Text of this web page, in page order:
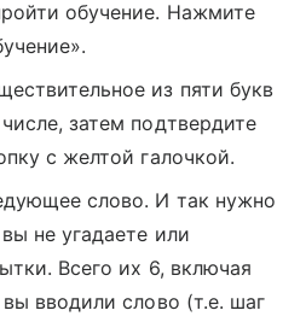
обучение. Нажмите
из пяти букв
затем подтвердите
с желтой галочкой.
слово. И так нужно
не угадаете или
Всего их 6, включая
вводили слово (т.е. шаг